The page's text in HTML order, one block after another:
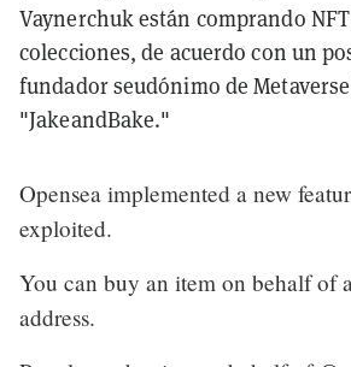
Vaynerchuk están comprando
colecciones, de acuerdo con un
fundador seudónimo de
"JakeandBake."
Opensea implemented a new
exploited.
You can buy an item on behalf of
address.